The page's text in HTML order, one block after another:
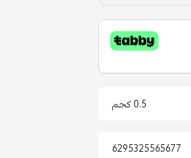
0.5 كجم
6295325565677